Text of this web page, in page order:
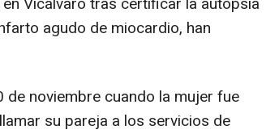
agudo de miocardio, han
noviembre cuando la mujer fue
su pareja a los servicios de